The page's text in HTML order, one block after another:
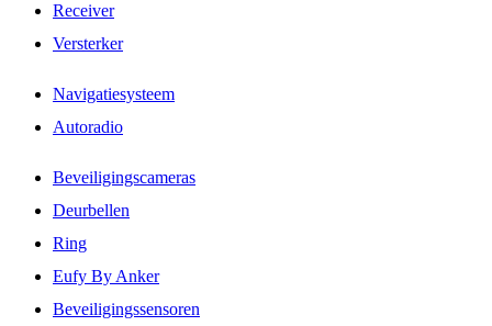
Receiver
Versterker
Navigatiesysteem
Autoradio
Beveiligingscameras
Deurbellen
Ring
Eufy By Anker
Beveiligingssensoren